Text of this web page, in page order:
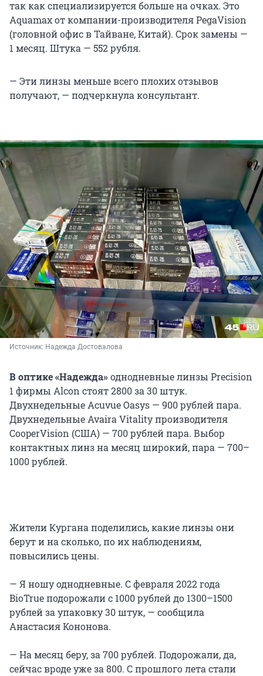
так как специализируется больше на очках. Это
Aquamax от компании-производителя PegaVision
(головной офис в Тайване, Китай). Срок замены —
1 месяц. Штука — 552 рубля.
— Эти линзы меньше всего плохих отзывов
получают, — подчеркнула консультант.
Источник: Надежда Достовалова
В оптике «Надежда»однодневные линзы Precision
1 фирмы Alcon стоят 2800 за 30 штук.
Двухнедельные Acuvue Oasys — 900 рублей пара.
Двухнедельные Avaira Vitality производителя
CooperVision (США) — 700 рублей пара. Выбор
контактных линз на месяц широкий, пара — 700–
1000 рублей.
Жители Кургана поделились, какие линзы они
берут и на сколько, по их наблюдениям,
повысились цены.
— Я ношу однодневные. С февраля 2022 года
BioTrue подорожали с 1000 рублей до 1300–1500
рублей за упаковку 30 штук, — сообщила
Анастасия Кононова.
— На месяц беру, за 700 рублей. Подорожали, да,
сейчас вроде уже за 800. С прошлого лета стали